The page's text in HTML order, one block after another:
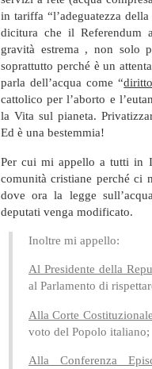
in tariffa “l’adeguatezza
dicitura che il Referendum
gravità estrema , non solo
soprattutto perché è un
parla dell’acqua come “
cattolico per l’aborto e
la Vita sul pianeta.
Ed è una bestemmia!
Per cui mi appello a tutti in
comunità cristiane perché ci
dove ora la legge
deputati venga modificato.
Inoltre mi appello:
Al Presidente della
al Parlamento di
Alla Corte Costituzionale
voto del Popolo italiano;
Alla Conferenza